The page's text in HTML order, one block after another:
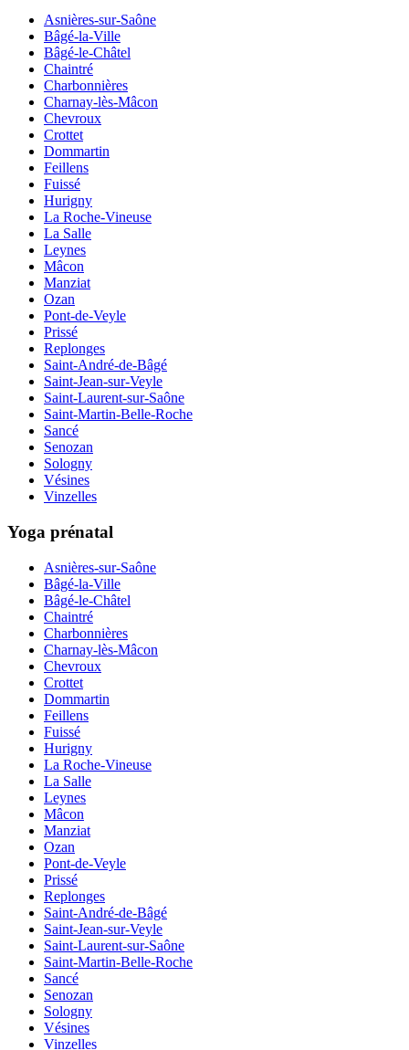
Asnières-sur-Saône
Bâgé-la-Ville
Bâgé-le-Châtel
Chaintré
Charbonnières
Charnay-lès-Mâcon
Chevroux
Crottet
Dommartin
Feillens
Fuissé
Hurigny
La Roche-Vineuse
La Salle
Leynes
Mâcon
Manziat
Ozan
Pont-de-Veyle
Prissé
Replonges
Saint-André-de-Bâgé
Saint-Jean-sur-Veyle
Saint-Laurent-sur-Saône
Saint-Martin-Belle-Roche
Sancé
Senozan
Sologny
Vésines
Vinzelles
Yoga prénatal
Asnières-sur-Saône
Bâgé-la-Ville
Bâgé-le-Châtel
Chaintré
Charbonnières
Charnay-lès-Mâcon
Chevroux
Crottet
Dommartin
Feillens
Fuissé
Hurigny
La Roche-Vineuse
La Salle
Leynes
Mâcon
Manziat
Ozan
Pont-de-Veyle
Prissé
Replonges
Saint-André-de-Bâgé
Saint-Jean-sur-Veyle
Saint-Laurent-sur-Saône
Saint-Martin-Belle-Roche
Sancé
Senozan
Sologny
Vésines
Vinzelles